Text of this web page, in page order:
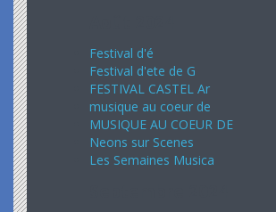
Festival d'é
Festival d'ete de G
FESTIVAL CASTEL Ar
musique au coeur de
MUSIQUE AU COEUR DE
Neons sur Scenes
Les Semaines Musica